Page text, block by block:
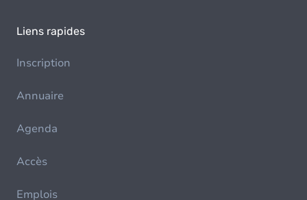
Liens rapides
Inscription
Annuaire
Agenda
Accès
Emplois